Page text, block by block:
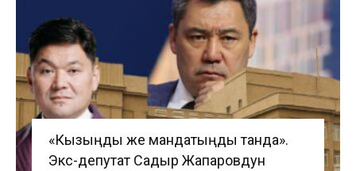
«Кызыңды же мандатыңды танда».
Экс-депутат Садыр Жапаровдун